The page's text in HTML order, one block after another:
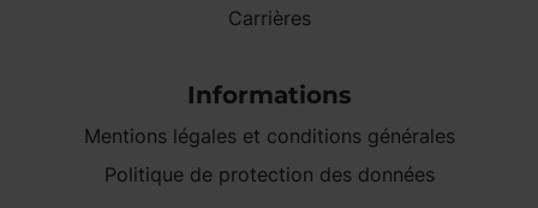
Carrières
Informations
Mentions légales et conditions générales
Politique de protection des données